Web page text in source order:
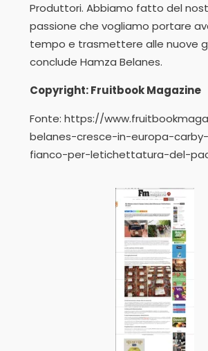
Produttori. Abbiamo fatto del
passione che vogliamo portare
tempo e trasmettere alle nuove
conclude Hamza Belanes.
Copyright: Fruitbook Magazine
Fonte: https://
belanes-cresce-in-europa-
fianco-per-letichettatura-del-